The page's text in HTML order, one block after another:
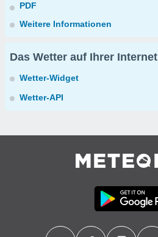
PDF
Weitere Informationen
Das Wetter auf Ihrer
Wetter-Widget
Wetter-API